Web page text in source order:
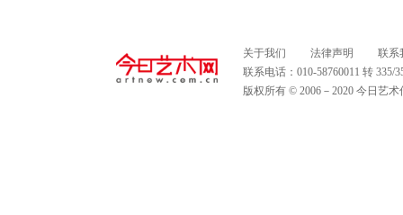
关于我们 法律声明
联系
联系电话：010-58760011 转
版权所有 © 2006－2020 今日艺